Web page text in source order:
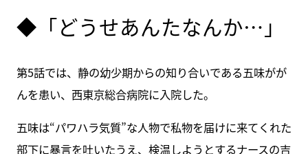
◆「どうせあんたなんか…」
第5話では、静の幼少期からの知り合いである五味がが
んを患い、西東京総合病院に入院した。
五味は“パワハラ気質”な人物で私物を届けに来てくれた
部下に暴言を吐いたうえ、検温しようとするナースの吉